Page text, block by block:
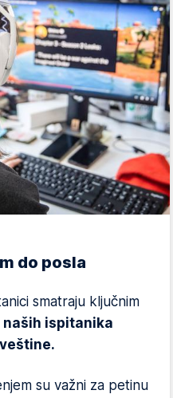
do posla
smatraju ključnim
ispitanika
su važni za petinu